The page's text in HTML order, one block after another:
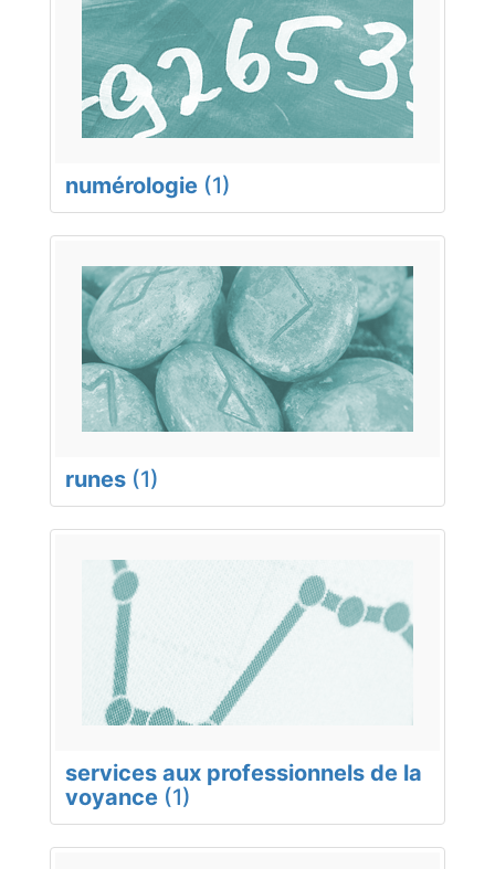
numérologie (1)
runes (1)
services aux professionnels de la
voyance (1)